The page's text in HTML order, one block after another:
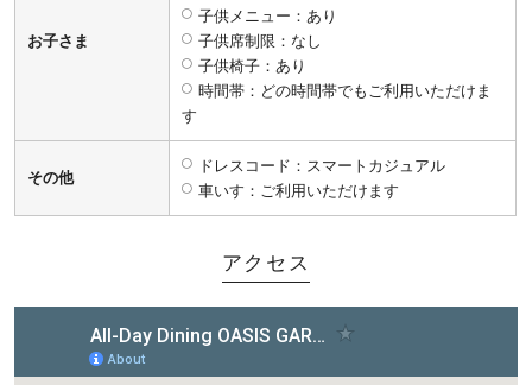
お子さま
子供メニュー：あり
子供席制限：なし
子供椅子：あり
時間帯：どの時間帯でもご利用いただけま
す
その他
ドレスコード：スマートカジュアル
車いす：ご利用いただけます
アクセス